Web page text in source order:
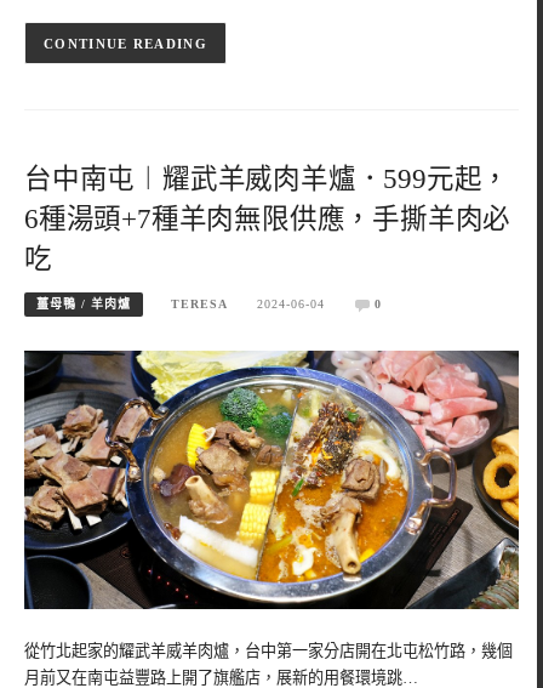
CONTINUE READING
台中南屯︱耀武羊威肉羊爐．599元起，
6種湯頭+7種羊肉無限供應，手撕羊肉必
吃
薑母鴨 / 羊肉爐 TERESA 2024-06-04 0
從竹北起家的耀武羊威羊肉爐，台中第一家分店開在北屯松竹路，幾個
月前又在南屯益豐路上開了旗艦店，展新的用餐環境跳…